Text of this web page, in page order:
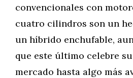
convencionales con
cuatro cilindros son un
un híbrido enchufable,
que este último celebre
mercado hasta algo más